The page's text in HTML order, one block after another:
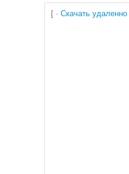
[ · Скачать удаленно